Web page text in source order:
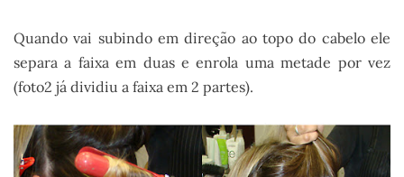
Quando vai subindo em direção ao topo do cabelo ele
separa a faixa em duas e enrola uma metade por vez
(foto2 já dividiu a faixa em 2 partes).